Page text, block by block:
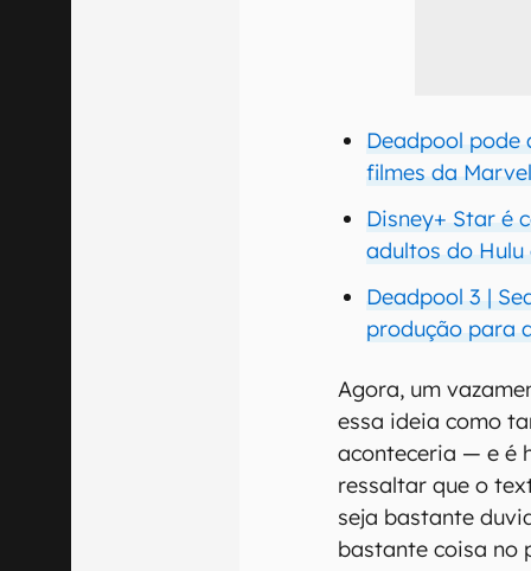
Deadpool pode
filmes da
Disney+ Star é
adultos do
Deadpool 3 |
produção para
Agora, um
essa ideia como
aconteceria — e é
ressaltar que o
seja bastante
bastante coisa no